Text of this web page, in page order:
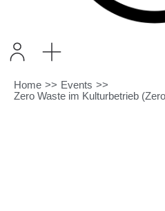
Home >> Events >>
Zero Waste im Kulturbetrieb